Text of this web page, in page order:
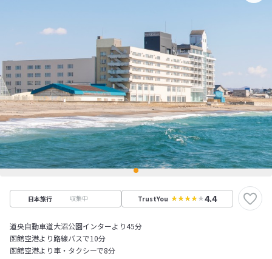
日本旅行 収集中 TrustYou 4.4
道央自動車道大沼公園インターより45分
函館空港より路線バスで10分
函館空港より車・タクシーで8分